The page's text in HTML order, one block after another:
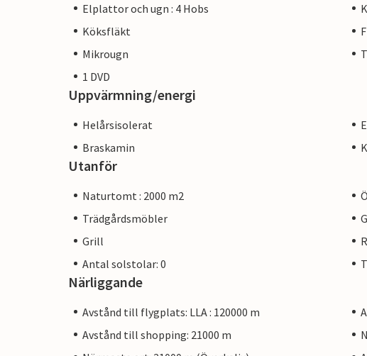
Elplattor och ugn : 4 Hobs
Köksfläkt
Mikrougn
1 DVD
Uppvärmning/energi
Helårsisolerat
Braskamin
Utanför
Naturtomt : 2000 m2
Trädgårdsmöbler
Grill
Antal solstolar: 0
Närliggande
Avstånd till flygplats: LLA : 120000 m
Avstånd till shopping: 21000 m